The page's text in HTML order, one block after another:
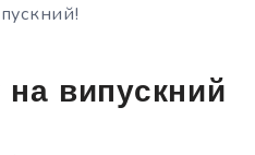
на випускний